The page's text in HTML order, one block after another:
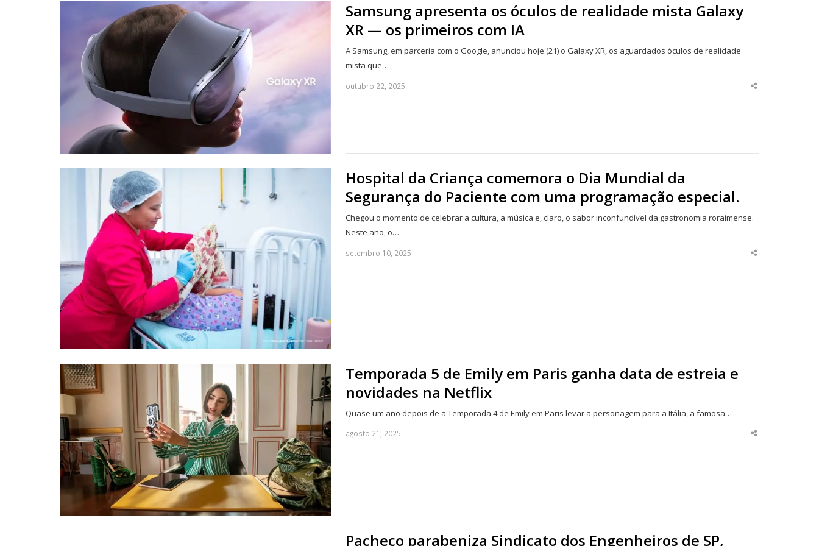
Samsung apresenta os óculos de realidade mista Galaxy
XR — os primeiros com IA
A Samsung, em parceria com o Google, anunciou hoje (21) o Galaxy XR, os aguardados óculos de realidade
mista que…
outubro 22, 2025
Share
Hospital da Criança comemora o Dia Mundial da
Segurança do Paciente com uma programação especial.
Chegou o momento de celebrar a cultura, a música e, claro, o sabor inconfundível da gastronomia roraimense.
Neste ano, o…
setembro 10, 2025
Share
Temporada 5 de Emily em Paris ganha data de estreia e
novidades na Netflix
Quase um ano depois de a Temporada 4 de Emily em Paris levar a personagem para a Itália, a famosa…
agosto 21, 2025
Share
Pacheco parabeniza Sindicato dos Engenheiros de SP,